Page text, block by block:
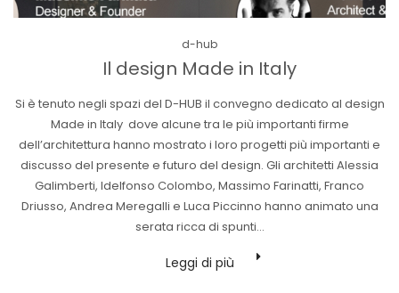
Posted
in
d-hub
Il design Made in Italy
Si è tenuto negli spazi del D-HUB il convegno dedicato al design
Made in Italy dove alcune tra le più importanti firme
dell’architettura hanno mostrato i loro progetti più importanti e
discusso del presente e futuro del design. Gli architetti Alessia
Galimberti, Idelfonso Colombo, Massimo Farinatti, Franco
Driusso, Andrea Meregalli e Luca Piccinno hanno animato una
serata ricca di spunti…
Leggi di più